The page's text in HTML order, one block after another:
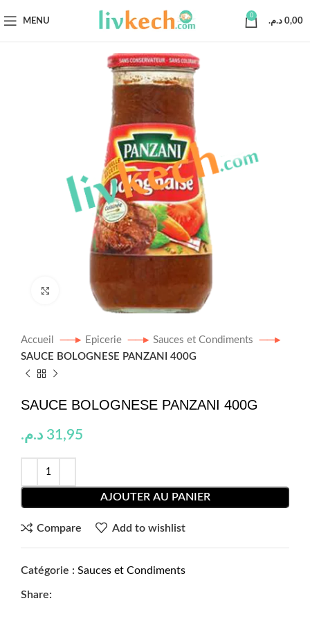
MENU
0
0,00 د.م.
Click to enlarge
Accueil Epicerie
Sauces et Condiments
SAUCE BOLOGNESE PANZANI 400G
SAUCE BOLOGNESE PANZANI 400G
31,95 د.م.
AJOUTER AU PANIER
Compare Add to wishlist
Catégorie : Sauces et Condiments
Share: